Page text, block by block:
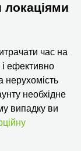
час на
ефективно
необхідне
випадку ви